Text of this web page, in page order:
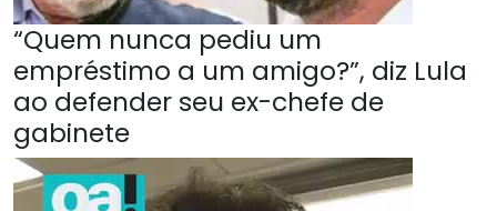
“Quem nunca pediu um
empréstimo a um amigo?”, diz Lula
ao defender seu ex-chefe de
gabinete